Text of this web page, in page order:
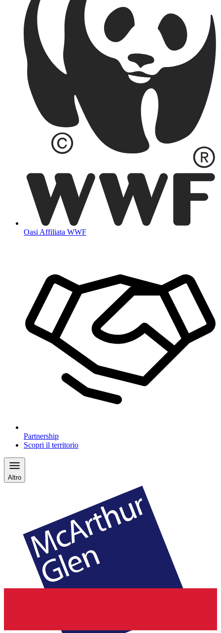
Oasi Affiliata WWF
Partnership
Scopri il territorio
Altro